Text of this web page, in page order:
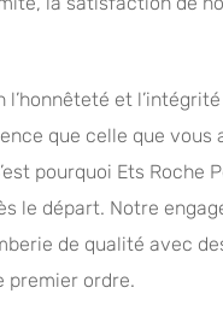
l’honnêteté et
que celle que vous
pourquoi Ets Roche
le départ. Notre
de qualité avec
premier ordre.